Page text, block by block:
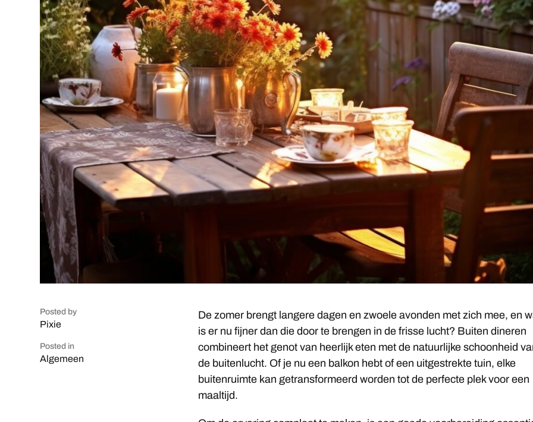
Posted by
Pixie
Posted in
Algemeen
De zomer brengt langere dagen en zwoele avonden met zich mee, en
is er nu fijner dan die door te brengen in de frisse lucht? Buiten dineren
combineert het genot van heerlijk eten met de natuurlijke schoonheid
de buitenlucht. Of je nu een balkon hebt of een uitgestrekte tuin, elke
buitenruimte kan getransformeerd worden tot de perfecte plek voor een
maaltijd.